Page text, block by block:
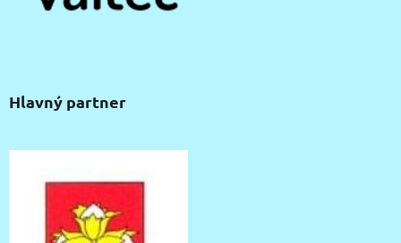
Hlavný partner